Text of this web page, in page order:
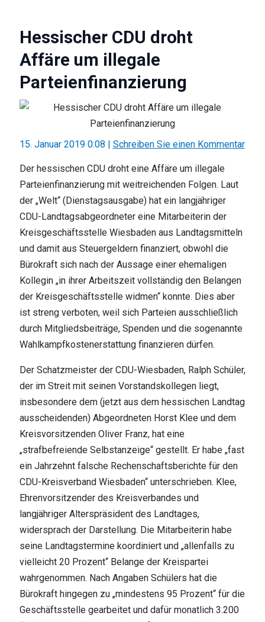
Hessischer CDU droht
Affäre um illegale
Parteienfinanzierung
15. Januar 2019 0:08 Schreiben Sie einen Kommentar
Der hessischen CDU droht eine Affäre um illegale
Parteienfinanzierung mit weitreichenden Folgen. Laut
der „Welt“ (Dienstagsausgabe) hat ein langjähriger
CDU-Landtagsabgeordneter eine Mitarbeiterin der
Kreisgeschäftsstelle Wiesbaden aus Landtagsmitteln
und damit aus Steuergeldern finanziert, obwohl die
Bürokraft sich nach der Aussage einer ehemaligen
Kollegin „in ihrer Arbeitszeit vollständig den Belangen
der Kreisgeschäftsstelle widmen“ konnte. Dies aber
ist streng verboten, weil sich Parteien ausschließlich
durch Mitgliedsbeiträge, Spenden und die sogenannte
Wahlkampfkostenerstattung finanzieren dürfen.
Der Schatzmeister der CDU-Wiesbaden, Ralph Schüler,
der im Streit mit seinen Vorstandskollegen liegt,
insbesondere dem (jetzt aus dem hessischen Landtag
ausscheidenden) Abgeordneten Horst Klee und dem
Kreisvorsitzenden Oliver Franz, hat eine
„strafbefreiende Selbstanzeige“ gestellt. Er habe „fast
ein Jahrzehnt falsche Rechenschaftsberichte für den
CDU-Kreisverband Wiesbaden“ unterschrieben. Klee,
Ehrenvorsitzender des Kreisverbandes und
langjähriger Alterspräsident des Landtages,
widersprach der Darstellung. Die Mitarbeiterin habe
seine Landtagstermine koordiniert und „allenfalls zu
vielleicht 20 Prozent“ Belange der Kreispartei
wahrgenommen. Nach Angaben Schülers hat die
Bürokraft hingegen zu „mindestens 95 Prozent“ für die
Geschäftsstelle gearbeitet und dafür monatlich 3.200